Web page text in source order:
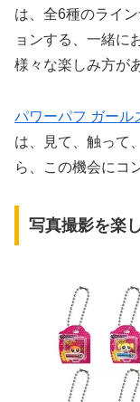
は、全6種のライ
ョンする、一緒に
様々な楽しみ方が
パワーパフ ガール
は、見て、触って
ら、この機会にコ
写真撮影を楽